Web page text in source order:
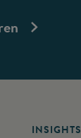
INSIGHTS